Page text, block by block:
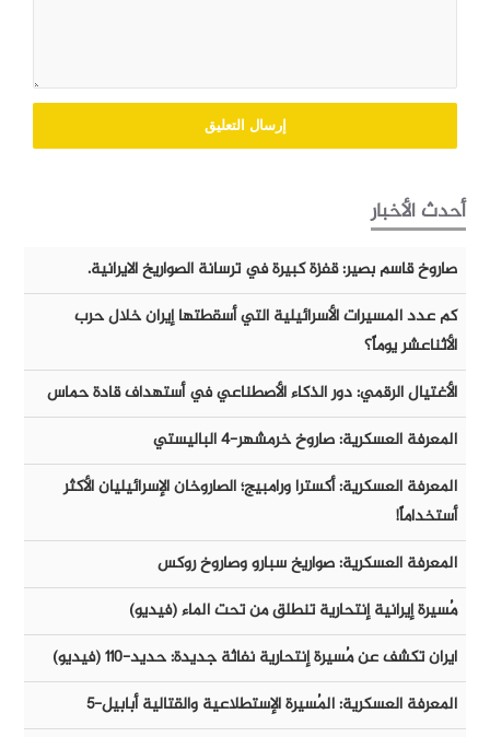
أحدث الأخبار
صاروخ قاسم بصير: قفزة كبيرة في ترسانة الصواريخ الايرانية.
كم عدد المسيرات الأسرائيلية التي أسقطتها إيران خلال حرب
الأثناعشر يوماً؟
الأغتيال الرقمي: دور الذكاء الأصطناعي في أستهداف قادة حماس
المعرفة العسكرية: صاروخ خرمشهر-٤ الباليستي
المعرفة العسكرية: أكسترا ورامبيج؛ الصاروخان الإسرائيليان الأكثر
أستخداماً!
المعرفة العسكرية: صواريخ سبارو وصاروخ روكس
مُسيرة إيرانية إنتحارية تنطلق من تحت الماء (فيديو)
ايران تكشف عن مُسيرة إنتحارية نفاثة جديدة: حديد-١١٠ (فيديو)
المعرفة العسكرية: المُسيرة الإستطلاعية والقتالية أبابيل-٥